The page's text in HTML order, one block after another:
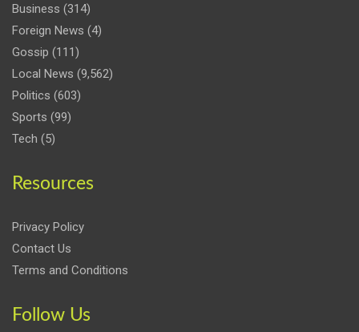
Business (314)
Foreign News (4)
Gossip (111)
Local News (9,562)
Politics (603)
Sports (99)
Tech (5)
Resources
Privacy Policy
Contact Us
Terms and Conditions
Follow Us